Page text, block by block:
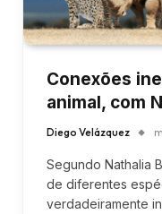
Conexões
animal, com
Diego Velázquez
Segundo Nathalia
de diferentes
verdadeiramente